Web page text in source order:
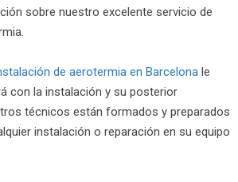
sobre nuestro excelente servicio de
de aerotermia en Barcelona le
con la instalación y su posterior
técnicos están formados y preparados
instalación o reparación en su equipo